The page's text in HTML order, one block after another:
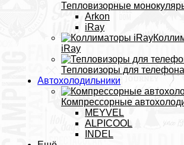
Тепловизорные
Arkon
iRay
iRay
Тепловизоры для телефона
Автохолодильники
Компрессорные
MEYVEL
ALPICOOL
INDEL